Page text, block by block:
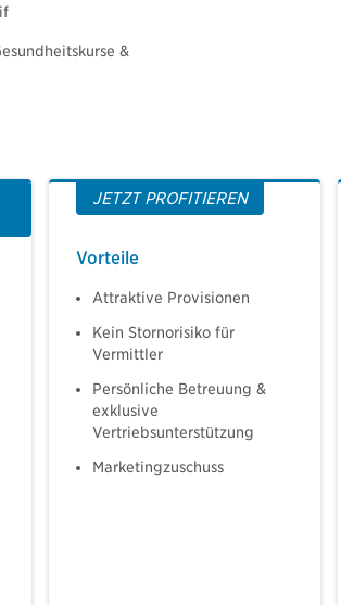
&
JETZT PROFITIEREN
Vorteile
Attraktive Provisionen
Kein Stornorisiko für
Vermittler
Persönliche Betreuung &
exklusive
Vertriebsunterstützung
Marketingzuschuss